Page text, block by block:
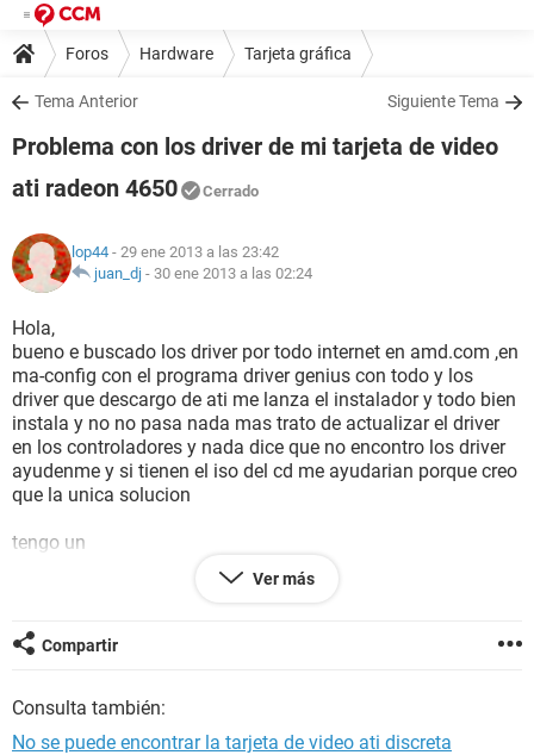
Foros Hardware Tarjeta gráfica
Tema Anterior Siguiente Tema
Problema con los driver de mi tarjeta de video
ati radeon 4650
Cerrado
lop44 - 29 ene 2013 a las 23:42
juan_dj - 30 ene 2013 a las 02:24
Hola,
bueno e buscado los driver por todo internet en amd.com ,en
ma-config con el programa driver genius con todo y los
driver que descargo de ati me lanza el instalador y todo bien
instala y no no pasa nada mas trato de actualizar el driver
en los controladores y nada dice que no encontro los driver
ayudenme y si tienen el iso del cd me ayudarian porque creo
que la unica solucion
tengo un
ati radeon shapppire 1g agp
intel celedron
http://www.distris.de/ebay-Dateien/sapphire_cd_catalyst-
10.xx.JPG
Ver más
Compartir
Consulta también:
No se puede encontrar la tarjeta de video ati discreta